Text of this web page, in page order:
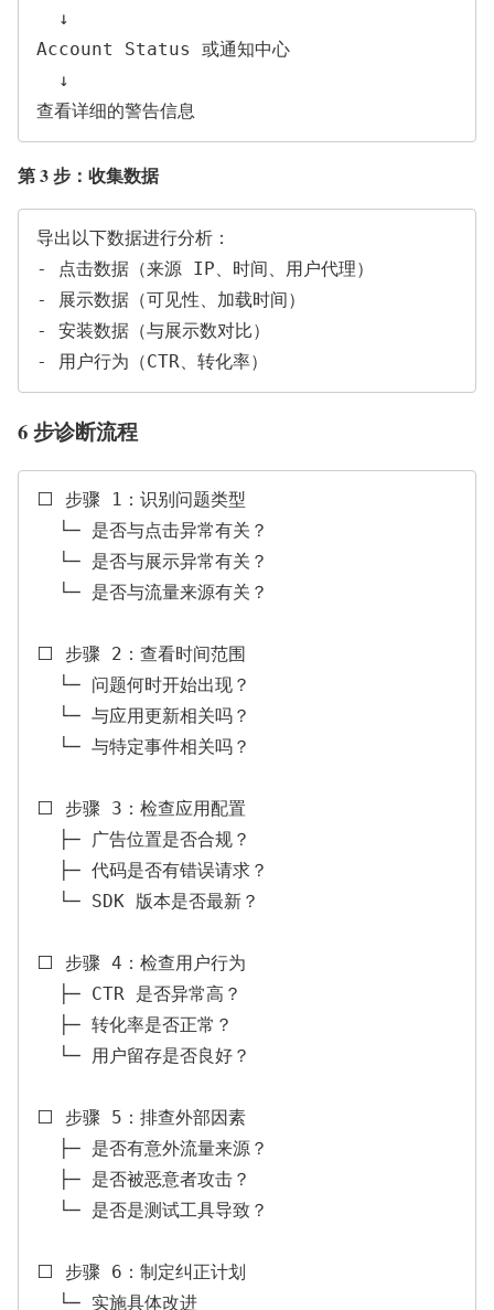
Account Status 或通知中心
第 3 步：收集数据
导出以下数据进行分析：
- 点击数据（来源 IP、时间、用户代理）
- 展示数据（可见性、加载时间）
- 安装数据（与展示数对比）
6 步诊断流程
⬜ 步骤 1：识别问题类型
⬜ 步骤 2：查看时间范围
⬜ 步骤 3：检查应用配置
⬜ 步骤 4：检查用户行为
⬜ 步骤 5：排查外部因素
⬜ 步骤 6：制定纠正计划